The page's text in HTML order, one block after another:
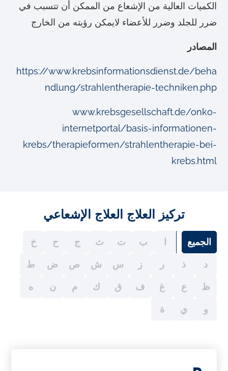
الكميات العالية من الإشعاع من الممكن أن تتسبب في
ضرر للجلد وضرر للأعضاء لايمكن رؤيته من الخارج
المصادر
https://www.krebsinformationsdienst.de/beha
ndlung/strahlentherapie-techniken.php
www.krebsgesellschaft.de/onko-
internetportal/basis-informationen-
krebs/therapieformen/strahlentherapie-bei-
krebs.html
تركيز العلاج العلاج الإشعاعي
الجميع ب ت ث ج ح خ
د ذ ر ز س ش ص ض ط
ظ ع غ ف ق ك م ن ه
و ي ة